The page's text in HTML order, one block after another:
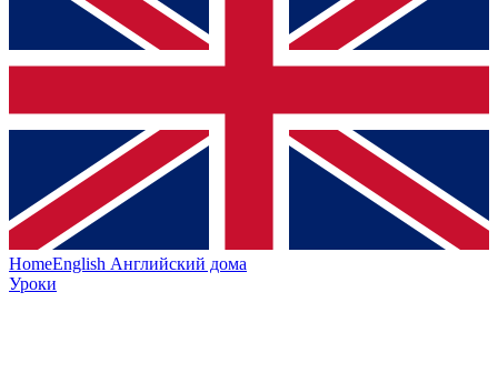
HomeEnglish Английский дома
Уроки